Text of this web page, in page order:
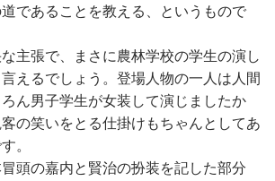
道であることを教える、というもので
主張で、まさに農林学校の学生の演し
えるでしょう。登場人物の一人は人間
ん男子学生が女装して演じましたか
の笑いをとる仕掛けもちゃんとしてあ
。
頭の嘉内と賢治の扮装を記した部分